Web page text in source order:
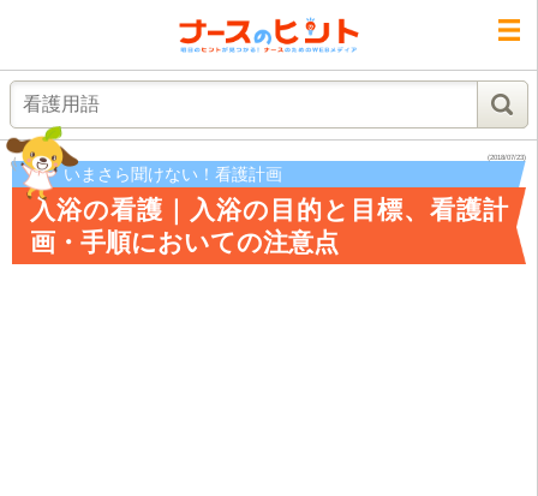
(2018/07/23)
いまさら聞けない！看護計画
入浴の看護｜入浴の目的と目標、看護計
画・手順においての注意点